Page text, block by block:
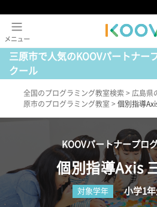
三原市で人気のKOOVパートナー
クール
全国のプログラミング教室検索 > 広島県
原市のプログラミング教室 > 個別指導
KOOVパートナープロ
個別指導Axis
対象学年 小学1